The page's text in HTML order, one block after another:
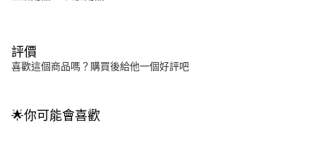
評價
喜歡這個商品嗎？購買後給他一個好評吧
🌟你可能會喜歡